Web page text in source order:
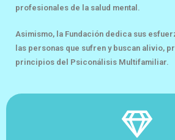
profesionales de la salud mental.
Asimismo, la Fundación dedica sus
las personas que sufren y buscan alivio,
principios del Psiconálisis Multifamiliar.